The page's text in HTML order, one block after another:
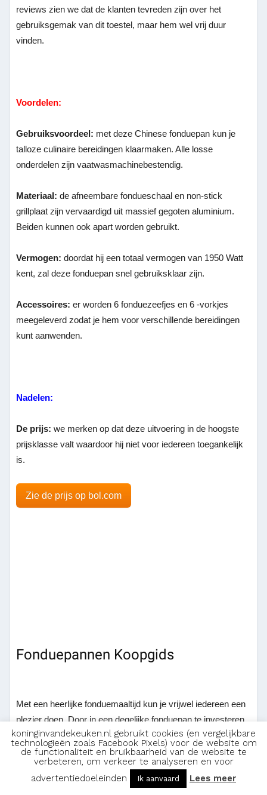
reviews zien we dat de klanten tevreden zijn over het
gebruiksgemak van dit toestel, maar hem wel vrij duur
vinden.
Voordelen:
Gebruiksvoordeel: met deze Chinese fonduepan kun je
talloze culinaire bereidingen klaarmaken. Alle losse
onderdelen zijn vaatwasmachinebestendig.
Materiaal: de afneembare fondueschaal en non-stick
grillplaat zijn vervaardigd uit massief gegoten aluminium.
Beiden kunnen ook apart worden gebruikt.
Vermogen: doordat hij een totaal vermogen van 1950 Watt
kent, zal deze fonduepan snel gebruiksklaar zijn.
Accessoires: er worden 6 fonduezeefjes en 6 -vorkjes
meegeleverd zodat je hem voor verschillende bereidingen
kunt aanwenden.
Nadelen:
De prijs: we merken op dat deze uitvoering in de hoogste
prijsklasse valt waardoor hij niet voor iedereen toegankelijk
is.
Zie de prijs op bol.com
Fonduepannen Koopgids
Met een heerlijke fonduemaaltijd kun je vrijwel iedereen een
plezier doen. Door in een degelijke fonduepan te investeren,
kun je op een gezellige manier samen met je gasten
meegenieten zonder dat je steeds naar de keuken moet
rennen. Maar bestaan er eigenlijk verschillende soorten
fonduepannen? En uit welke materialen is een fonduepan
koninginvandekeuken.nl gebruikt cookies (en vergelijkbare
technologieën zoals Facebook Pixels) voor de website om
de functionaliteit en bruikbaarheid van de website te
verbeteren, om verkeer te analyseren en voor
advertentiedoeleinden
Ik aanvaard Lees meer